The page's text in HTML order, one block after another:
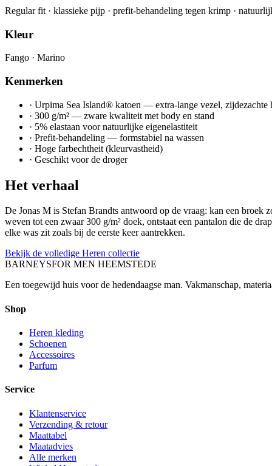
Regular fit · klassieke pijp · prefit-behandeling tegen krimp ·
Kleur
Fango · Marino
Kenmerken
· Urpima Sea Island® katoen — extra-lange vezel, zijdezachte
· 300 g/m² — zware kwaliteit met body en stand
· 5% elastaan voor natuurlijke eigenelastiteit
· Prefit-behandeling — formstabiel na wassen
· Hoge farbechtheit (kleurvastheid)
· Geschikt voor de droger
Het verhaal
De Jonas M is Stefan Brandts antwoord op de vraag: kan een
weven tot een zwaar 300 g/m² doek, ontstaat een pantalon die de
elke was zit zoals bij de eerste keer aantrekken.
Bekijk de volledige Heren collectie
BARNEYSFOR MEN HEEMSTEDE
Een toegewijd huis voor de hedendaagse man. Vakmanschap,
Shop
Heren kleding
Schoenen
Accessoires
Parfum
Service
Klantenservice
Verzending & retour
Maattabel
Maatadvies
Alle merken